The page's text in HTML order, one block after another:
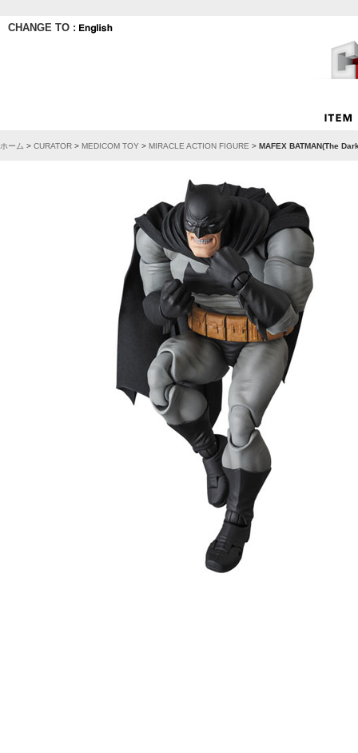
CHANGE TO :
ホーム > CURATOR > MEDICOM TOY > MIRACLE ACTION FIGURE > MAFEX BATMAN(The